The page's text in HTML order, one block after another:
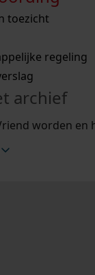
weg met een
weg met een
toezicht
regeling
archief
worden en
zoektips